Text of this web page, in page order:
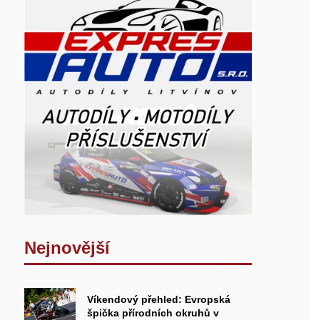
Nejnovější
Víkendový přehled: Evropská
špička přírodních okruhů v